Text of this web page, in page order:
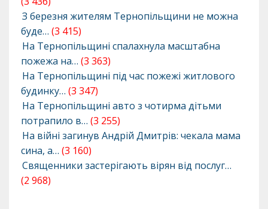
З березня жителям Тернопільщини не можна
буде… (3 415)
На Тернопільщині спалахнула масштабна
пожежа на… (3 363)
На Тернопільщині під час пожежі житлового
будинку… (3 347)
На Тернопільщині авто з чотирма дітьми
потрапило в… (3 255)
На війні загинув Андрій Дмитрів: чекала мама
сина, а… (3 160)
Священники застерігають вірян від послуг…
(2 968)